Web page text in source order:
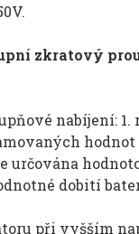
zkratový
nabíjení: 1.
určována
dobití
při vyšším